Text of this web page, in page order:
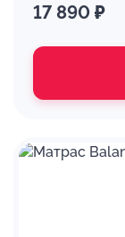
17 890 ₽